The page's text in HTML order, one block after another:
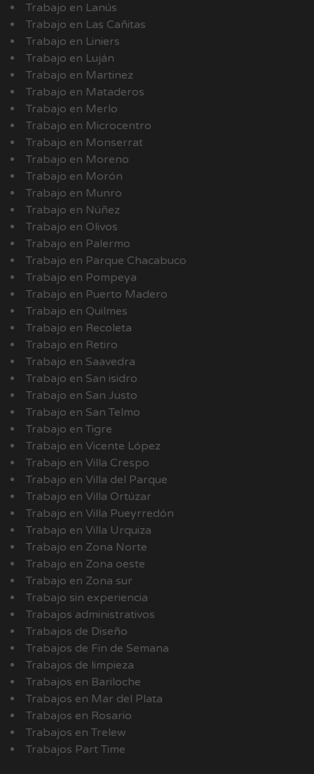
Trabajo en Lanús
Trabajo en Las Cañitas
Trabajo en Liniers
Trabajo en Luján
Trabajo en Martinez
Trabajo en Mataderos
Trabajo en Merlo
Trabajo en Microcentro
Trabajo en Monserrat
Trabajo en Moreno
Trabajo en Morón
Trabajo en Munro
Trabajo en Núñez
Trabajo en Olivos
Trabajo en Palermo
Trabajo en Parque Chacabuco
Trabajo en Pompeya
Trabajo en Puerto Madero
Trabajo en Quilmes
Trabajo en Recoleta
Trabajo en Retiro
Trabajo en Saavedra
Trabajo en San isidro
Trabajo en San Justo
Trabajo en San Telmo
Trabajo en Tigre
Trabajo en Vicente López
Trabajo en Villa Crespo
Trabajo en Villa del Parque
Trabajo en Villa Ortúzar
Trabajo en Villa Pueyrredón
Trabajo en Villa Urquiza
Trabajo en Zona Norte
Trabajo en Zona oeste
Trabajo en Zona sur
Trabajo sin experiencia
Trabajos administrativos
Trabajos de Diseño
Trabajos de Fin de Semana
Trabajos de limpieza
Trabajos en Bariloche
Trabajos en Mar del Plata
Trabajos en Rosario
Trabajos en Trelew
Trabajos Part Time